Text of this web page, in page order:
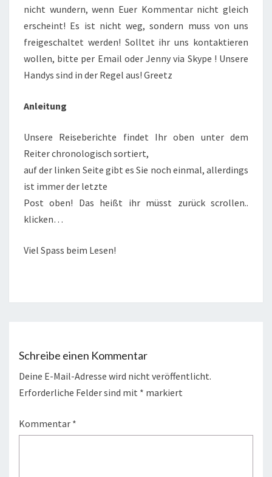
nicht wundern, wenn Euer Kommentar nicht gleich
erscheint! Es ist nicht weg, sondern muss von uns
freigeschaltet werden! Solltet ihr uns kontaktieren
wollen, bitte per Email oder Jenny via Skype ! Unsere
Handys sind in der Regel aus! Greetz
Anleitung
Unsere Reiseberichte findet Ihr oben unter dem
Reiter chronologisch sortiert,
auf der linken Seite gibt es Sie noch einmal, allerdings
ist immer der letzte
Post oben! Das heißt ihr müsst zurück scrollen..
klicken…
Viel Spass beim Lesen!
Schreibe einen Kommentar
Deine E-Mail-Adresse wird nicht veröffentlicht.
Erforderliche Felder sind mit * markiert
Kommentar *